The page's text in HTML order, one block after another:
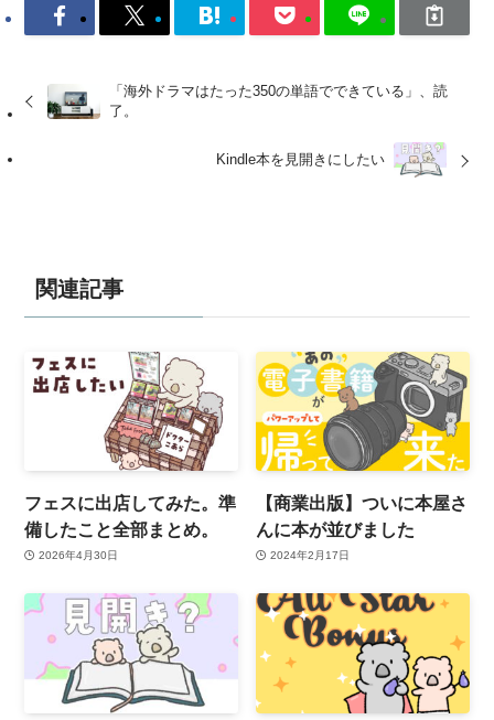
「海外ドラマはたった350の単語でできている」、読
了。
Kindle本を見開きにしたい
関連記事
フェスに出店してみた。準
備したこと全部まとめ。
2026年4月30日
【商業出版】ついに本屋さ
んに本が並びました
2024年2月17日